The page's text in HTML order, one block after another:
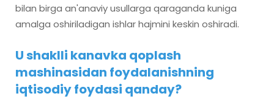
bilan birga an'anaviy usullarga qaraganda kuniga
amalga oshiriladigan ishlar hajmini keskin oshiradi.
U shaklli kanavka qoplash
mashinasidan foydalanishning
iqtisodiy foydasi qanday?